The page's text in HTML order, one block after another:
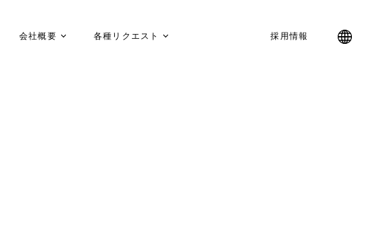
会社概要 各種リクエスト 採用情報